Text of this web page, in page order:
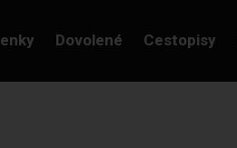
Dovolené Cestopisy